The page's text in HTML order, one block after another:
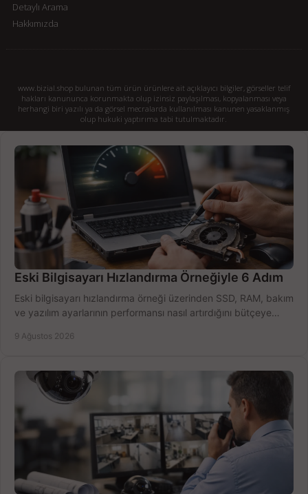
Detaylı Arama
Hakkımızda
www.bizial.shop bulunan tüm ürün ürünlere ait açıklayıcı bilgiler, görseller telif
hakları kanununca korunmakta olup izinsiz paylaşılması, kopyalanması veya
herhangi biri yazılı ya da görsel mecralarda kullanılması kanunen yasaklanmış
olup hukuki yaptırıma tabi tutulmaktadır.
Eski Bilgisayarı Hızlandırma Örneğiyle 6 Adım
Eski bilgisayarı hızlandırma örneği üzerinden SSD, RAM, bakım
ve yazılım ayarlarının performansı nasıl artırdığını bütçeye
9 Ağustos 2026